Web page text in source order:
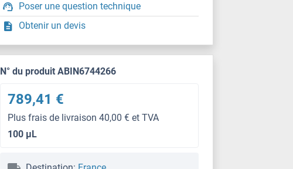
Poser une question technique
Obtenir un devis
N° du produit ABIN6744266
789,41 €
Plus frais de livraison 40,00 € et TVA
100 μL